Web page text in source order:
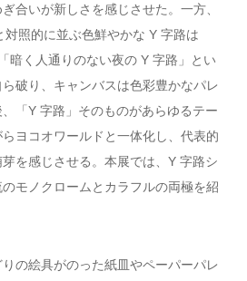
合いが新しさを感じさせた。一方、
照的に並ぶ色鮮やかな Y 字路は
暗く人通りのない夜の Y 字路」とい
破り、キャンバスは色彩豊かなパレ
「Y 字路」そのものがあらゆるテー
ヨコオワールドと一体化し、代表的
を感じさせる。本展では、Y 字路シ
モノクロームとカラフルの両極を紹
の絵具がのった紙皿やペーパーパレ